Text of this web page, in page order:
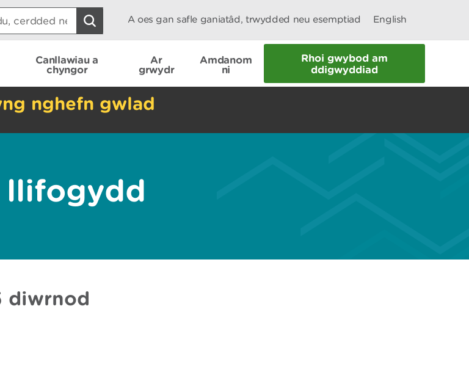
A oes gan safle ganiatâd, trwydded neu esemptiad English
Canllawiau a
chyngor
Ar
grwydr
Amdanom
ni
Rhoi gwybod am
ddigwyddiad
nghefn gwlad
llifogydd
diwrnod